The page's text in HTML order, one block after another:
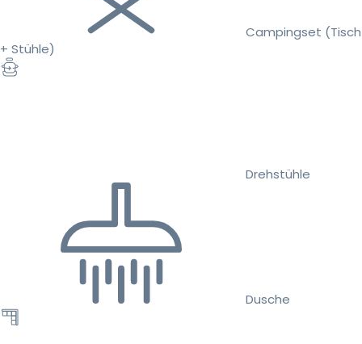
Campingset (Tisch
+ Stühle)
Drehstühle
Dusche